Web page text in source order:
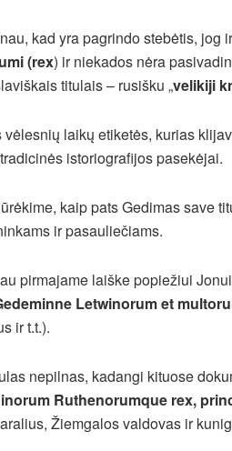
kad yra pagrindo stebėtis, jog
(rex) ir niekados nėra
titulais – rusišku „velikiji
vėlesnių laikų etiketės, kurias
istoriografijos pasekėjai.
kaip pats Gedimas save
ir pasauliečiams.
pirmajame laiške popiežiui
Letwinorum et
ir t.t.).
nepilnas, kadangi kituose
Ruthenorumque rex,
Žiemgalos valdovas ir